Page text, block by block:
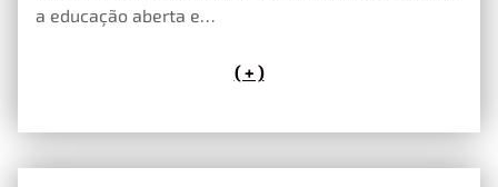
a educação aberta e…
( + )